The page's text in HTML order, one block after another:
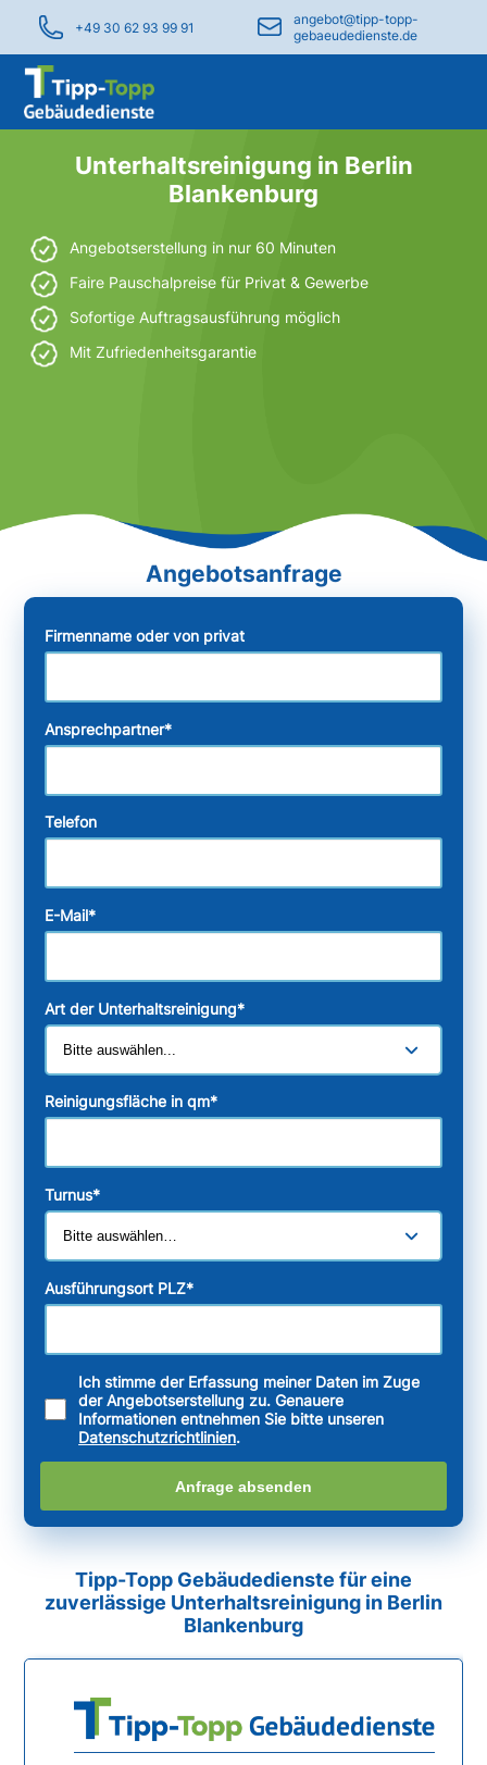
+49 30 62 93 99 91
angebot@tipp-topp-
gebaeudedienste.de
Unterhaltsreinigung in Berlin
Blankenburg
Angebotserstellung in nur 60 Minuten
Faire Pauschalpreise für Privat & Gewerbe
Sofortige Auftragsausführung möglich
Mit Zufriedenheitsgarantie
Firmenname oder von privat
Ansprechpartner*
Telefon
E-Mail*
Art der Unterhaltsreinigung*
Reinigungsfläche in qm*
Turnus*
Ausführungsort PLZ*
Ich stimme der Erfassung meiner Daten im Zuge
der Angebotserstellung zu. Genauere
Informationen entnehmen Sie bitte unseren
Datenschutzrichtlinien.
Anfrage absenden
Tipp-Topp Gebäudedienste für eine
zuverlässige Unterhaltsreinigung in Berlin
Blankenburg